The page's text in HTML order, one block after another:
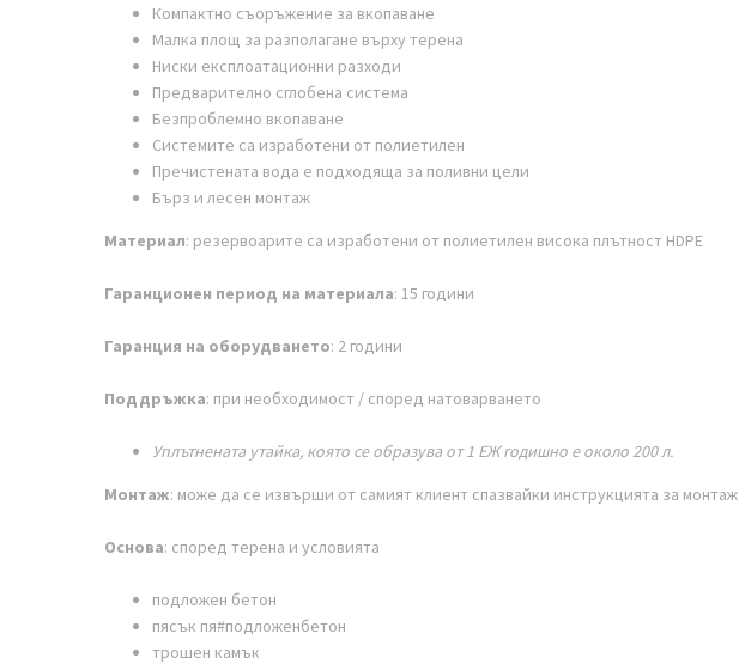
Компактно съоръжение за вкопаване
Малка площ за разполагане върху терена
Ниски експлоатационни разходи
Предварително сглобена система
Безпроблемно вкопаване
Системите са изработени от полиетилен
Пречистената вода е подходяща за поливни цели
Бърз и лесен монтаж
Материал: резервоарите са изработени от полиетилен висока плътност HDPE
Гаранционен период на материала: 15 години
Гаранция на оборудването: 2 години
Поддръжка: при необходимост / според натоварването
Уплътнената утайка, която се образува от 1 ЕЖ годишно е около 200 л.
Монтаж: може да се извърши от самият клиент спазвайки инструкцията за монтаж
Основа: според терена и условията
подложен бетон
пясък пя#подложенбетон
трошен камък